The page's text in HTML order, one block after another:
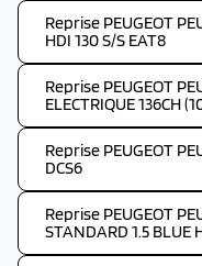
Reprise PEUGEOT
HDI 130 S/S EAT8
Reprise PEUGEOT
ELECTRIQUE 136CH
Reprise PEUGEOT
DCS6
Reprise PEUGEOT
STANDARD 1.5 BLUE